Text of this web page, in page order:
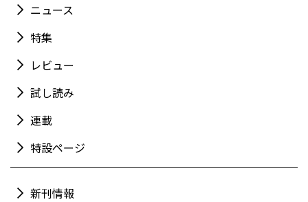
ニュース
特集
レビュー
試し読み
連載
特設ページ
新刊情報